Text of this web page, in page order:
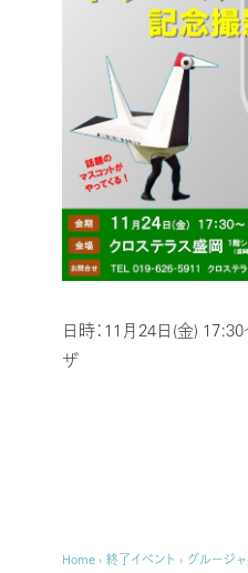
日時：11月24日(金) 17:30
ザ
Home › 終了イベント › グルージ